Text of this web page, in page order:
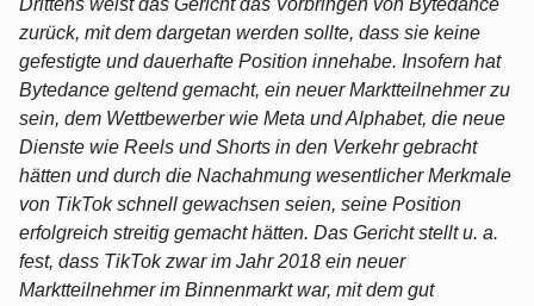
Drittens weist das Gericht das Vorbringen von Bytedance
zurück, mit dem dargetan werden sollte, dass sie keine
gefestigte und dauerhafte Position innehabe. Insofern hat
Bytedance geltend gemacht, ein neuer Marktteilnehmer zu
sein, dem Wettbewerber wie Meta und Alphabet, die neue
Dienste wie Reels und Shorts in den Verkehr gebracht
hätten und durch die Nachahmung wesentlicher Merkmale
von TikTok schnell gewachsen seien, seine Position
erfolgreich streitig gemacht hätten. Das Gericht stellt u. a.
fest, dass TikTok zwar im Jahr 2018 ein neuer
Marktteilnehmer im Binnenmarkt war, mit dem gut